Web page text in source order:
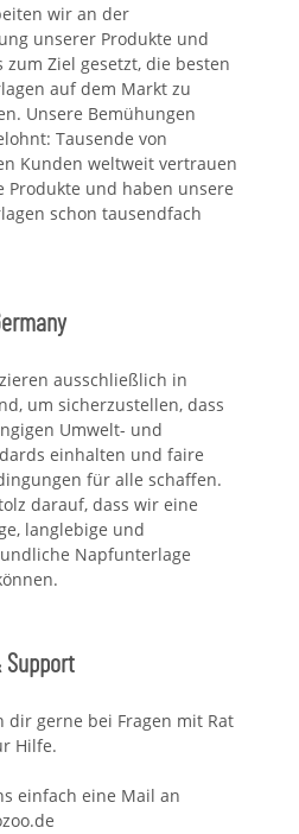
wir an der
unserer Produkte und
zum Ziel gesetzt, die besten
auf dem Markt zu
Unsere Bemühungen
Tausende von
Kunden weltweit vertrauen
Produkte und haben unsere
schon tausendfach
ausschließlich in
um sicherzustellen, dass
Umwelt- und
einhalten und faire
für alle schaffen.
darauf, dass wir eine
langlebige und
Napfunterlage
Support
dir gerne bei Fragen mit Rat
Hilfe.
einfach eine Mail an